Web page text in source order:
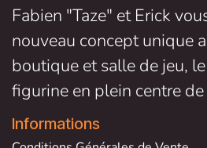
Fabien "Taze" et Erick
nouveau concept unique
boutique et salle de jeu,
figurine en plein centre de
Informations